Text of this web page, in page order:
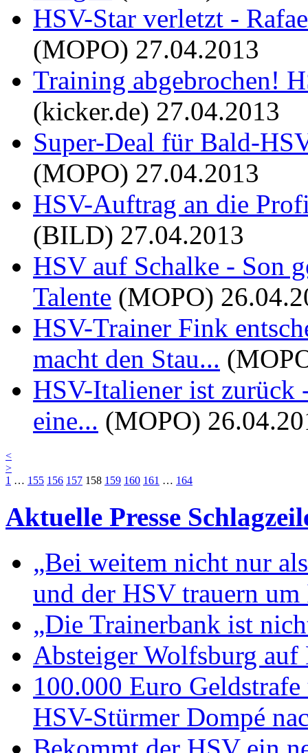
HSV-Star verletzt -
(MOPO) 27.04.2013
Training abgebrochen!
(kicker.de) 27.04.2013
Super-Deal für Bald-
(MOPO) 27.04.2013
HSV-Auftrag an die
(BILD) 27.04.2013
HSV auf Schalke - Son
Talente (MOPO)
HSV-Trainer Fink
macht den Stau...
HSV-Italiener ist zurück
eine... (MOPO)
<
>
1 … 155 156 157 158 159 160 161 … 164
Aktuelle Presse
„Bei weitem nicht nur
und der HSV trauern um
„Die Trainerbank ist
Absteiger Wolfsburg
100.000 Euro
HSV-Stürmer Dompé